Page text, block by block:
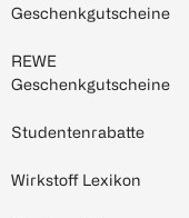
Geschenkgutscheine
REWE
Geschenkgutscheine
Studentenrabatte
Wirkstoff Lexikon